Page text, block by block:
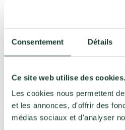
Consentement Détails
Ce site web utilise des cookies.
Les cookies nous permettent
et les annonces, d'offrir des
médias sociaux et d'analyser
Réduction du stress : Les
tensions émotionnelles en
difficiles.
Amélioration de la créativité :
figures comme Salvador Dalí
puisé leur inspiration dans